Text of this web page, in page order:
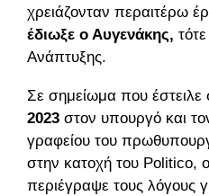
χρειάζονταν περαιτέρω
έδιωξε ο Αυγενάκης,
Ανάπτυξης.
Σε σημείωμα που έστειλε
2023 στον υπουργό και
γραφείου του
στην κατοχή του Politico,
περιέγραψε τους λόγους